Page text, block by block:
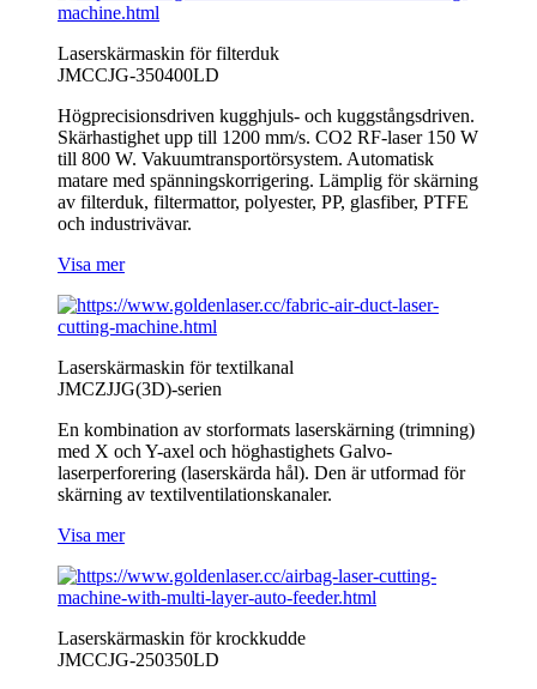
Laserskärmaskin för filterduk
JMCCJG-350400LD
Högprecisionsdriven kugghjuls- och kuggstångsdriven.
Skärhastighet upp till 1200 mm/s. CO2 RF-laser 150 W
till 800 W. Vakuumtransportörsystem. Automatisk
matare med spänningskorrigering. Lämplig för skärning
av filterduk, filtermattor, polyester, PP, glasfiber, PTFE
och industrivävar.
Visa mer
Laserskärmaskin för textilkanal
JMCZJJG(3D)-serien
En kombination av storformats laserskärning (trimning)
med X och Y-axel och höghastighets Galvo-
laserperforering (laserskärda hål). Den är utformad för
skärning av textilventilationskanaler.
Visa mer
Laserskärmaskin för krockkudde
JMCCJG-250350LD